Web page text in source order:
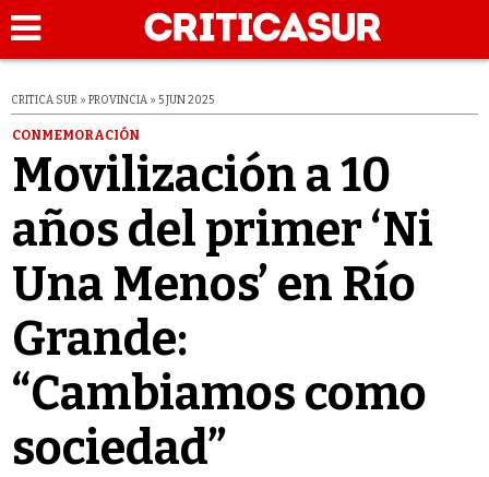
CRITICA SUR » PROVINCIA » 5 JUN 2025
CONMEMORACIÓN
Movilización a 10
años del primer ‘Ni
Una Menos’ en Río
Grande:
“Cambiamos como
sociedad”